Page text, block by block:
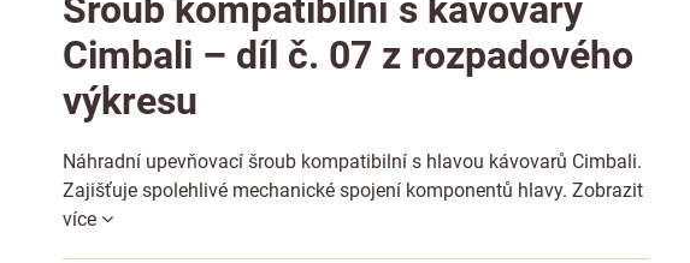
Šroub kompatibilní s kávovary
Cimbali – díl č. 07 z rozpadového
výkresu
Náhradní upevňovací šroub kompatibilní s hlavou kávovarů Cimbali.
Zajišťuje spolehlivé mechanické spojení komponentů hlavy.Zobrazit
více